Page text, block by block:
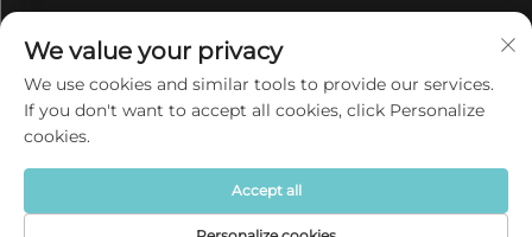
Copyright © 2025 av Chaozhou Qianyue Ceramics Co.,
Ltd.
Personvernerklæring
We value your privacy
We use cookies and similar tools to provide our services.
If you don't want to accept all cookies, click Personalize
cookies.
Accept all